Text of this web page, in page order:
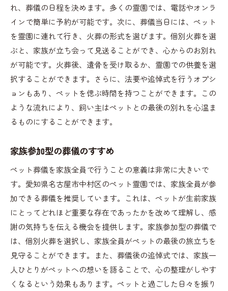
特別な思い出を残す手法
音楽や映像を使った感動の演出
アクセス便利な中村区のペット霊園
公共交通機関からのアクセス
駐車場の有無とその利便性
緊急時の対応力
周辺施設との連携サービス
安心の24時間対応体制
最期の時間を大切にするためのペット葬儀
ペットとの最後の瞬間をどう過ごすか
葬儀の準備と心構え
家族のサポートをしっかりと
ペットのための心温まる言葉
思い出を共有する大切さ
感謝の気持ちを伝える方法
れ、葬儀の日程を決めます。多くの霊園では、電話やオンラ
インで簡単に予約が可能です。次に、葬儀当日には、ペット
を霊園に連れて行き、火葬の形式を選びます。個別火葬を選
ぶと、家族が立ち会って見送ることができ、心からのお別れ
が可能です。火葬後、遺骨を受け取るか、霊園での供養を選
択することができます。さらに、法要や追悼式を行うオプシ
ョンもあり、ペットを偲ぶ時間を持つことができます。この
ような流れにより、飼い主はペットとの最後の別れを心温ま
るものにすることができます。
家族参加型の葬儀のすすめ
ペット葬儀を家族全員で行うことの意義は非常に大きいで
す。愛知県名古屋市中村区のペット霊園では、家族全員が参
加できる葬儀を推奨しています。これは、ペットが生前家族
にとってどれほど重要な存在であったかを改めて理解し、感
謝の気持ちを伝える機会を提供します。家族参加型の葬儀で
は、個別火葬を選択し、家族全員がペットの最後の旅立ちを
見守ることができます。また、葬儀後の追悼式では、家族一
人ひとりがペットへの想いを語ることで、心の整理がしやす
くなるという効果もあります。ペットと過ごした日々を振り